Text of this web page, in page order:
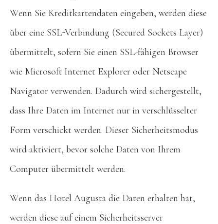
Wenn Sie Kreditkartendaten eingeben, werden diese
über eine SSL-Verbindung (Secured Sockets Layer)
übermittelt, sofern Sie einen SSL-fähigen Browser
wie Microsoft Internet Explorer oder Netscape
Navigator verwenden. Dadurch wird sichergestellt,
dass Ihre Daten im Internet nur in verschlüsselter
Form verschickt werden. Dieser Sicherheitsmodus
wird aktiviert, bevor solche Daten von Ihrem
Computer übermittelt werden.
Wenn das Hotel Augusta die Daten erhalten hat,
werden diese auf einem Sicherheitsserver